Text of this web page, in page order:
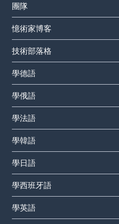
團隊
憶術家博客
技術部落格
學德語
學俄語
學法語
學韓語
學日語
學西班牙語
學英語